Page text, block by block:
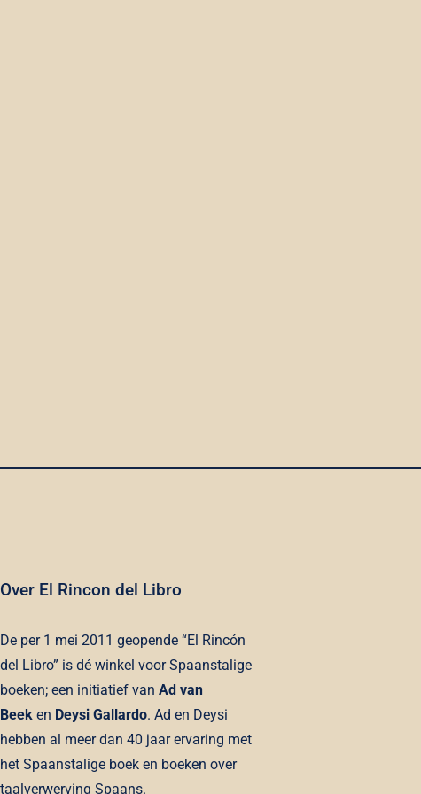
Over El Rincon del Libro
De per 1 mei 2011 geopende “El Rincón
del Libro” is dé winkel voor Spaanstalige
boeken; een initiatief van Ad van
Beeken Deysi Gallardo. Ad en Deysi
hebben al meer dan 40 jaar ervaring met
het Spaanstalige boek en boeken over
taalverwerving Spaans.